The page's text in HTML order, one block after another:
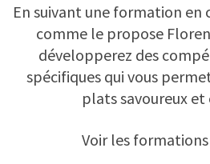
En suivant une formation en
comme le propose
développerez des
spécifiques qui vous
plats savoureux et
Voir les